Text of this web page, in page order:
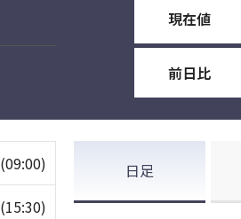
現在値
前日比
(09:00)
(15:30)
日足